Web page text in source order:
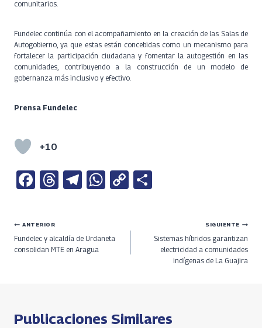
comunitarios.
Fundelec continúa con el acompañamiento en la creación de las Salas de
Autogobierno, ya que estas están concebidas como un mecanismo para
fortalecer la participación ciudadana y fomentar la autogestión en las
comunidades, contribuyendo a la construcción de un modelo de
gobernanza más inclusivo y efectivo.
Prensa Fundelec
+10
Fa
b
o
o
T
a
ds
Te
a
m
W
s
C
Li
n
e
Navegación
de
ANTERIOR
Fundelec y alcaldía de Urdaneta
consolidan MTE en Aragua
SIGUIENTE
Sistemas híbridos garantizan
electricidad a comunidades
indígenas de La Guajira
Publicaciones Similares